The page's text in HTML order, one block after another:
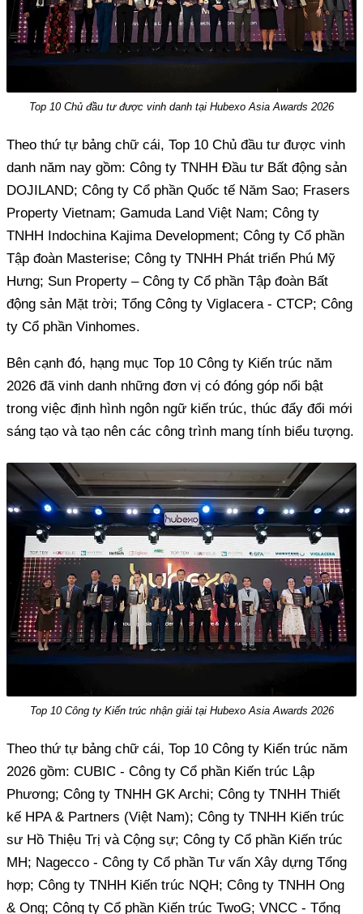
Top 10 Chủ đầu tư được vinh danh tại Hubexo Asia Awards 2026
Theo thứ tự bảng chữ cái, Top 10 Chủ đầu tư được vinh
danh năm nay gồm: Công ty TNHH Đầu tư Bất động sản
DOJILAND; Công ty Cổ phần Quốc tế Năm Sao; Frasers
Property Vietnam; Gamuda Land Việt Nam; Công ty
TNHH Indochina Kajima Development; Công ty Cổ phần
Tập đoàn Masterise; Công ty TNHH Phát triển Phú Mỹ
Hưng; Sun Property – Công ty Cổ phần Tập đoàn Bất
động sản Mặt trời; Tổng Công ty Viglacera - CTCP; Công
ty Cổ phần Vinhomes.
Bên cạnh đó, hạng mục Top 10 Công ty Kiến trúc năm
2026 đã vinh danh những đơn vị có đóng góp nổi bật
trong việc định hình ngôn ngữ kiến trúc, thúc đẩy đổi mới
sáng tạo và tạo nên các công trình mang tính biểu tượng.
Top 10 Công ty Kiến trúc nhận giải tại Hubexo Asia Awards 2026
Theo thứ tự bảng chữ cái, Top 10 Công ty Kiến trúc năm
2026 gồm: CUBIC - Công ty Cổ phần Kiến trúc Lập
Phương; Công ty TNHH GK Archi; Công ty TNHH Thiết
kế HPA & Partners (Việt Nam); Công ty TNHH Kiến trúc
sư Hồ Thiệu Trị và Cộng sự; Công ty Cổ phần Kiến trúc
MH; Nagecco - Công ty Cổ phần Tư vấn Xây dựng Tổng
hợp; Công ty TNHH Kiến trúc NQH; Công ty TNHH Ong
& Ong; Công ty Cổ phần Kiến trúc TwoG; VNCC - Tổng